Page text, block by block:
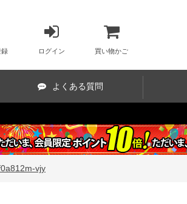
録 ログイン 買い物かご
よくある質問
vjy